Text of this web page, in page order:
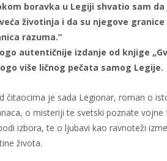
boravka u Legiji shvatio sam da
životinja i da su njegove
razuma.“
autentičnije izdanje od knjige
više ličnog pečata samog Legije.
čitaocima je sada Legionar, roman o
o misteriji te svetski poznate
izbora, te o ljubavi kao ravnoteži
života.